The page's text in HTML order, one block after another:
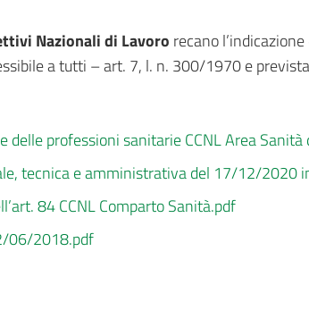
Nazionali di Lavoro recano
a tutti – art. 7, l. n. 300/1970 e
delle professioni sanitarie CCNL Area
tecnica e amministrativa del 17/12/
84 CCNL Comparto Sanità.pdf
06/2018.pdf